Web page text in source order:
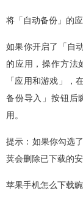
将「自动备份」的
如果你开启了「自
的应用，操作方法
「应用和游戏」，
备份导入」按钮后
用。
提示：如果你勾选
荚会删除已下载的安
苹果手机怎么下载